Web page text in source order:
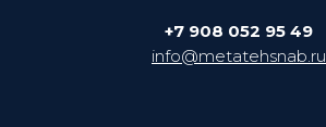
+7 908 052 95 49
info@metatehsnab.ru